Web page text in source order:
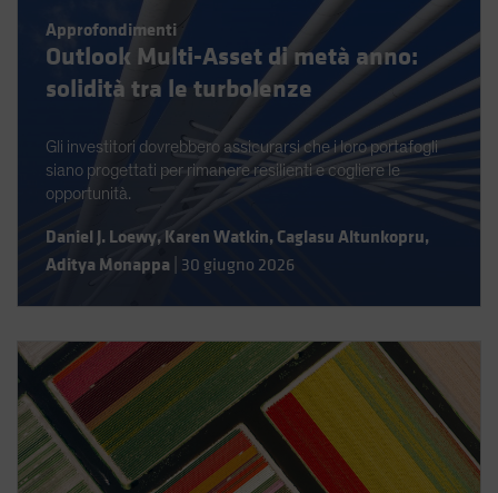
Switzerland
Taiwan - 台灣
United States (US Citizens)
US (Non-US Citizens/NRC)
Approfondimenti
Outlook Multi-Asset di metà anno:
solidità tra le turbolenze
Gli investitori dovrebbero assicurarsi che i loro portafogli
siano progettati per rimanere resilienti e cogliere le
opportunità.
Daniel J. Loewy, Karen Watkin, Caglasu Altunkopru,
Aditya Monappa 30 giugno 2026